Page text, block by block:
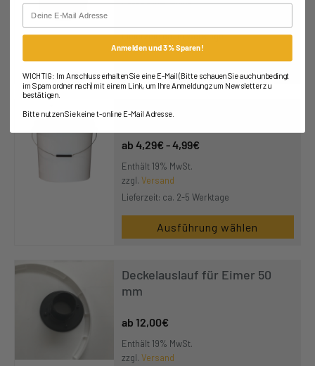
Enthält 19% MwSt.
Lieferzeit: ca. 14 Werktage
Ausführung wählen
Eimer 25,0 kg mit Deckel
4,29€ -4,99€
Enthält 19% MwSt.
zzgl. Versand
Lieferzeit: ca. 2-5 Werktage
Ausführung wählen
Deckelauslauf für Eimer 50
mm
12,00€
Enthält 19% MwSt.
zzgl. Versand
Email
Anmelden und 3% Sparen!
WICHTIG: Im Anschluss erhalten Sie eine E-Mail (Bitte schauen Sie auch unbedingt
im Spamordner nach) mit einem Link, um Ihre Anmeldung zum Newsletter zu
bestätigen.
Bitte nutzen Sie keine t-online E-Mail Adresse.